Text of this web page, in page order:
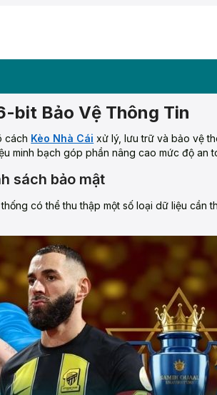
bit Bảo Vệ Thông Tin
cách Kèo Nhà Cái xử lý, lưu trữ và bảo vệ
minh bạch góp phần nâng cao mức độ an
sách bảo mật
có thể thu thập một số loại dữ liệu cần